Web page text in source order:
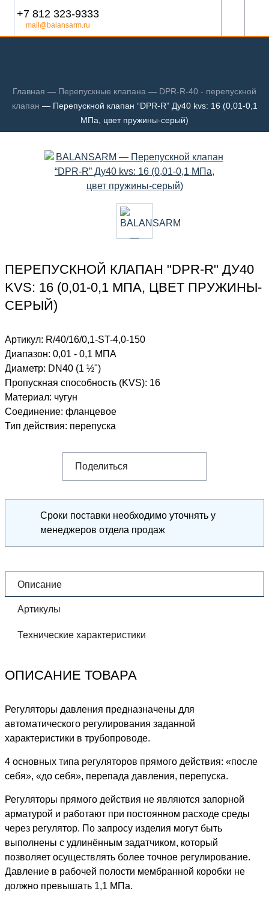
+7 812 323-9333
mail@balansarm.ru
Главная — Перепускные клапана — DPR-R-40 - перепускной
клапан — Перепускной клапан “DPR-R” Ду40 kvs: 16 (0,01-0,1
МПа, цвет пружины-серый)
ПЕРЕПУСКНОЙ КЛАПАН "DPR-R" ДУ40
KVS: 16 (0,01-0,1 МПА, ЦВЕТ ПРУЖИНЫ-
СЕРЫЙ)
Артикул: R/40/16/0,1-ST-4,0-150
Диапазон: 0,01 - 0,1 МПА
Диаметр: DN40 (1 ½")
Пропускная способность (KVS): 16
Материал: чугун
Соединение: фланцевое
Тип действия: перепуска
Поделиться
Сроки поставки необходимо уточнять у
менеджеров отдела продаж
Описание
Артикулы
Технические характеристики
ОПИСАНИЕ ТОВАРА
Регуляторы давления предназначены для
автоматического регулирования заданной
характеристики в трубопроводе.
4 основных типа регуляторов прямого действия: «после
себя», «до себя», перепада давления, перепуска.
Регуляторы прямого действия не являются запорной
арматурой и работают при постоянном расходе среды
через регулятор. По запросу изделия могут быть
выполнены с удлинённым задатчиком, который
позволяет осуществлять более точное регулирование.
Давление в рабочей полости мембранной коробки не
должно превышать 1,1 МПа.